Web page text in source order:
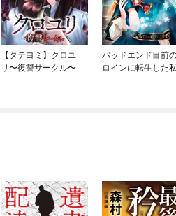
【タテヨミ】クロユ
リ〜復讐サークル〜
バッドエンド目前
ロインに転生した